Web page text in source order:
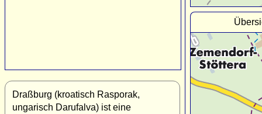
Draßburg (kroatisch Rasporak,
ungarisch Darufalva) ist eine